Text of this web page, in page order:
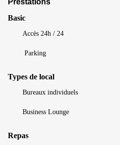
Prestations
Basic
Accès 24h / 24
Parking
Types de local
Bureaux individuels
Business Lounge
Repas